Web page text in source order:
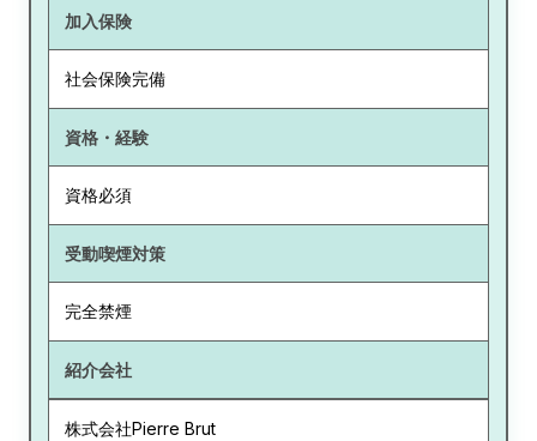
加入保険
社会保険完備
資格・経験
資格必須
受動喫煙対策
完全禁煙
紹介会社
株式会社Pierre Brut